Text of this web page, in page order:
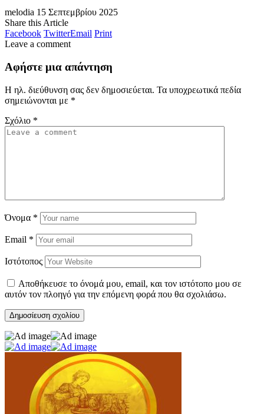
melodia 15 Σεπτεμβρίου 2025
Share this Article
Facebook TwitterEmail Print
Leave a comment
Αφήστε μια απάντηση
Η ηλ. διεύθυνση σας δεν δημοσιεύεται. Τα υποχρεωτικά πεδία
σημειώνονται με *
Σχόλιο *
Όνομα *
Email *
Ιστότοπος
Αποθήκευσε το όνομά μου, email, και τον ιστότοπο μου σε
αυτόν τον πλοηγό για την επόμενη φορά που θα σχολιάσω.